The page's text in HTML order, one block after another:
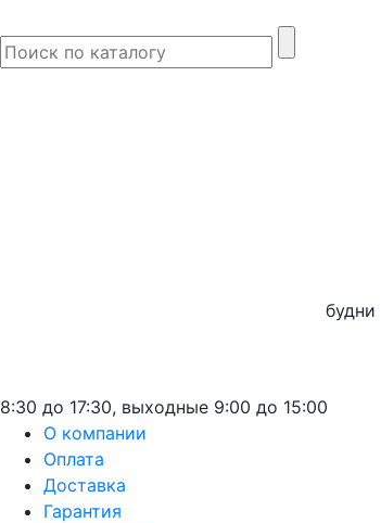
будни
8:30 до 17:30, выходные 9:00 до 15:00
О компании
Оплата
Доставка
Гарантия